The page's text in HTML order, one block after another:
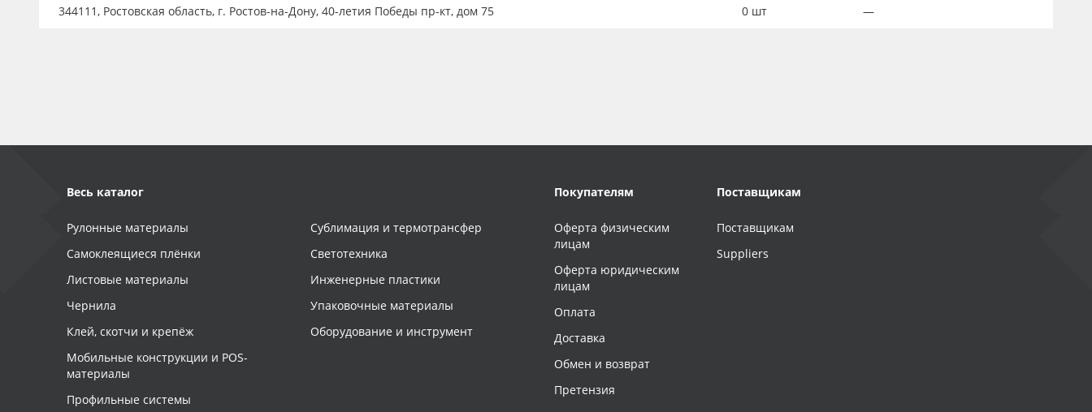
ПЭТ бэклит
344111, Ростовская область, г. Ростов-на-Дону, 40-летия Победы пр-кт, дом 75 0 шт —
Весь каталог
Рулонные материалы
Самоклеящиеся плёнки
Листовые материалы
Чернила
Клей, скотчи и крепёж
Мобильные конструкции и POS-
материалы
Профильные системы
Сублимация и термотрансфер
Светотехника
Инженерные пластики
Упаковочные материалы
Оборудование и инструмент
Покупателям
Оферта физическим
лицам
Оферта юридическим
лицам
Оплата
Доставка
Обмен и возврат
Претензия
Поставщикам
Поставщикам
Suppliers